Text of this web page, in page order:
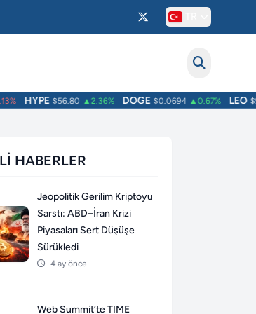
HYPE $56.80 ▲2.36% DOGE $0.0694 ▲0.67% LEO
HABERLER
Jeopolitik Gerilim Kriptoyu
Sarstı: ABD–İran Krizi
Piyasaları Sert Düşüşe
Sürükledi
4 ay önce
Web Summit’te TIME